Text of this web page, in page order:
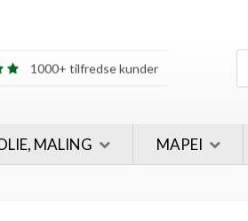
1000+ tilfredse kunder
1000+ tilfredse kunder
MALING MAPEI